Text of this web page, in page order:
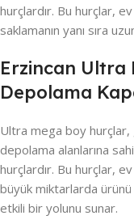
hurçlardır. Bu hurçlar,
saklamanın yanı sıra
Erzincan Ultra
Depolama
Ultra mega boy hurçlar,
depolama alanlarına
hurçlardır. Bu hurçlar,
büyük miktarlarda
etkili bir yolunu sunar.